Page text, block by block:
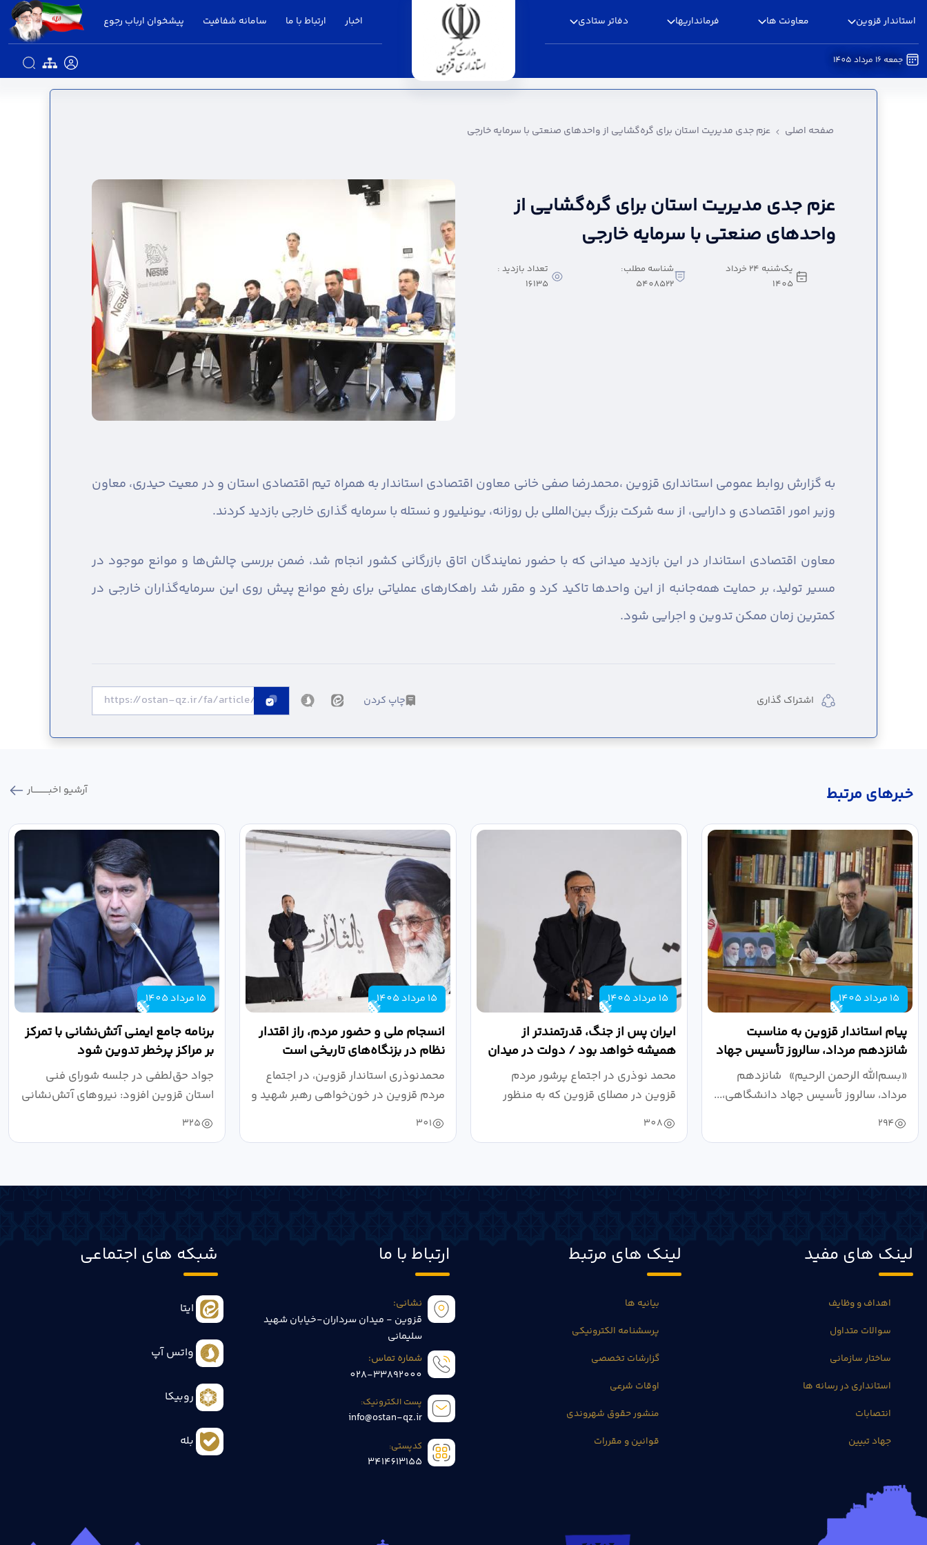
استاندار قزوین معاونت ها فرمانداریها دفاتر ستادی اخبار ارتباط با ما سامانه شفافیت پیشخوان ارباب رجوع
جمعه 16 مرداد 1405
عزم جدی مدیریت استان برای گره‌گشایی از واحدهای صنعتی با سرمایه خارجی - استانداری قزوین
صفحه اصلی عزم جدی مدیریت استان برای گره‌گشایی از واحدهای صنعتی با سرمایه خارجی
عزم جدی مدیریت استان برای گره‌گشایی از
واحدهای صنعتی با سرمایه خارجی
یک‌شنبه 24 خرداد
1405
شناسه مطلب:
5408522
تعداد بازدید :
16135
به گزارش روابط عمومی استانداری قزوین ،محمدرضا صفی خانی معاون اقتصادی استاندار به همراه تیم اقتصادی استان و در معیت حیدری، معاون
وزیر امور اقتصادی و دارایی، از سه شرکت بزرگ بین‌المللی بل روزانه، یونیلیور و نستله با سرمایه گذاری خارجی بازدید کردند.
معاون اقتصادی استاندار در این بازدید میدانی که با حضور نمایندگان اتاق بازرگانی کشور انجام شد، ضمن بررسی چالش‌ها و موانع موجود در
مسیر تولید، بر حمایت همه‌جانبه از این واحدها تاکید کرد و مقرر شد راهکارهای عملیاتی برای رفع موانع پیش روی این سرمایه‌گذاران خارجی در
کمترین زمان ممکن تدوین و اجرایی شود.
اشتراک گذاری چاپ کردن
خبر‌های مرتبط آرشیو اخبـــــــــــار
15 مرداد 1405
پیام استاندار قزوین به مناسبت
شانزدهم مرداد، سالروز تأسیس جهاد
دانشگاهی
«بسم‌الله الرحمن الرحیم» شانزدهم
مرداد، سالروز تأسیس جهاد دانشگاهی،...
294
15 مرداد 1405
ایران پس از جنگ، قدرتمندتر از
همیشه خواهد بود / دولت در میدان
نبرد اقتصادی،...
محمد نوذری در اجتماع پرشور مردم
قزوین در مصلای قزوین که به منظور
خون‌خواهی...
308
15 مرداد 1405
انسجام ملی و حضور مردم، راز اقتدار
نظام در بزنگاه‌های تاریخی است
محمدنوذری استاندار قزوین، در اجتماع
مردم قزوین در خون‌خواهی رهبر شهید و
حمایت...
301
15 مرداد 1405
برنامه جامع ایمنی آتش‌نشانی با تمرکز
بر مراکز پرخطر تدوین شود
جواد حق‌لطفی در جلسه شورای فنی
استان قزوین افزود: نیروهای آتش‌نشانی
طی سال...
325
لینک های مفید
اهداف و وظایف
سوالات متداول
ساختار سازمانی
استانداری در رسانه ها
انتصابات
جهاد تبیین
لینک های مرتبط
بیانیه ها
پرسشنامه الکترونیکی
گزارشات تخصصی
اوقات شرعی
منشور حقوق شهروندی
قوانین و مقررات
ارتباط با ما
نشانی:
قزوین - میدان سرداران-خیابان شهید
سلیمانی
شماره تماس:
028-33892000
پست الکترونیک:
info@ostan-qz.ir
کدپستی:
3414613155
شبکه های اجتماعی
ایتا
واتس آپ
روبیکا
بله